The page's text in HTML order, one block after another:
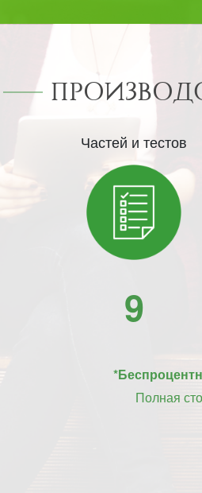
Частей и тестов
9
Полная